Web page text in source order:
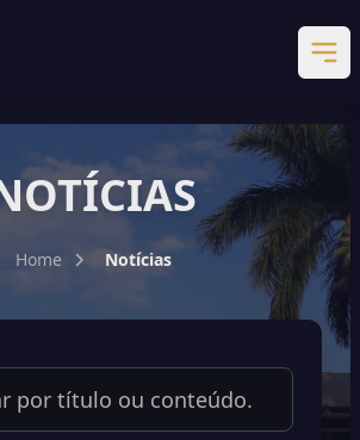
Home Notícias
Buscar